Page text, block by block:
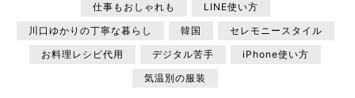
仕事もおしゃれも
LINE使い方
川口ゆかりの丁寧な暮らし
韓国
セレモニースタイル
お料理レシピ代用
デジタル苦手
iPhone使い方
気温別の服装